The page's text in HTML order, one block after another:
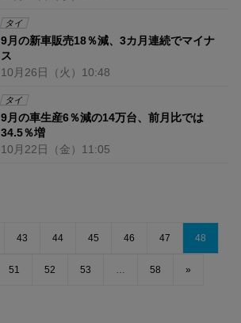
タイ
9月の新車販売18％減、3カ月連続でマイナ
ス
10月26日 （火） 10:48
タイ
9月の車生産6％減の14万台、前月比では
34.5％増
10月22日 （金） 11:05
43 44 45 46 47 48
51 52 53 … 58 »